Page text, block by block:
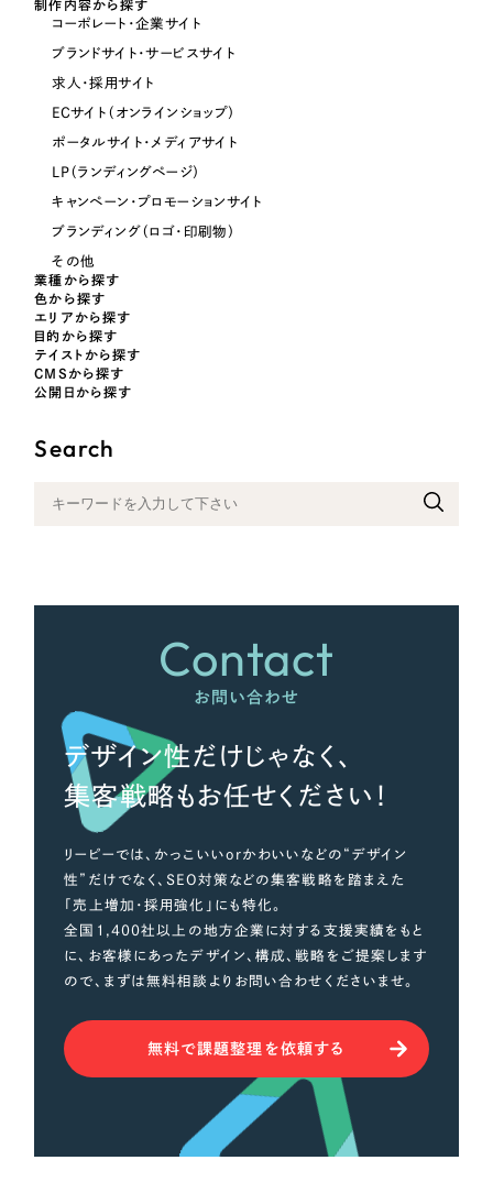
オレンジ・橙色
イエロー・黄色
グリーン・緑色
ブルー・青色
パープル・紫色
ピンク・桃色
制作内容から探す
コーポレート・企業サイト
ブランドサイト・サービスサイト
求人・採用サイト
ECサイト（オンラインショップ）
ポータルサイト・メディアサイト
LP（ランディングページ）
キャンペーン・プロモーションサイト
ブランディング（ロゴ・印刷物）
その他
業種から探す
色から探す
エリアから探す
目的から探す
テイストから探す
CMSから探す
公開日から探す
Search
Contact
お問い合わせ
デザイン性だけじゃなく、
集客戦略もお任せください！
リーピーでは、かっこいいorかわいいなどの“デザイン
性”だけでなく、SEO対策などの集客戦略を踏まえた
「売上増加・採用強化」にも特化。
全国1,400社以上の地方企業に対する支援実績をもと
に、お客様にあったデザイン、構成、戦略をご提案します
ので、まずは無料相談よりお問い合わせくださいませ。
無料で課題整理を依頼する